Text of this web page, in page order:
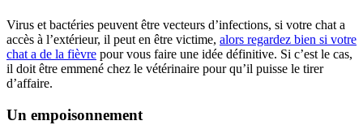
Virus et bactéries peuvent être vecteurs d’infections, si votre chat a
accès à l’extérieur, il peut en être victime, alors regardez bien si votre
chat a de la fièvre pour vous faire une idée définitive. Si c’est le cas,
il doit être emmené chez le vétérinaire pour qu’il puisse le tirer
d’affaire.
Un empoisonnement